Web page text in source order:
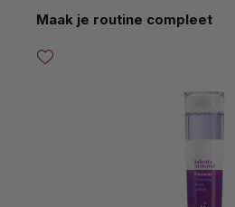
Productgalerij overslaan
Maak je routine compleet